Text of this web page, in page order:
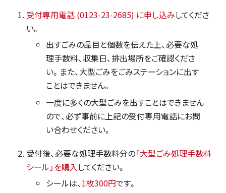
受付専用電話 (0123-23-2685) に申し込みしてくださ
い。
出すごみの品目と個数を伝えた上、必要な処
理手数料、収集日、排出場所をご確認くださ
い。また、大型ごみをごみステーションに出す
ことはできません。
一度に多くの大型ごみを出すことはできません
ので、必ず事前に上記の受付専用電話にお問
い合わせください。
受付後、必要な処理手数料分の「大型ごみ処理手数料
シール」を購入してください。
シールは、1枚300円です。